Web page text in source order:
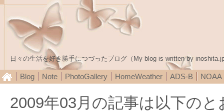
日々の生活を好き勝手につづったブログ（My blog is written by
Blog Note PhotoGallery HomeWeather ADS-B NOAA
2009年03月の記事は以下の